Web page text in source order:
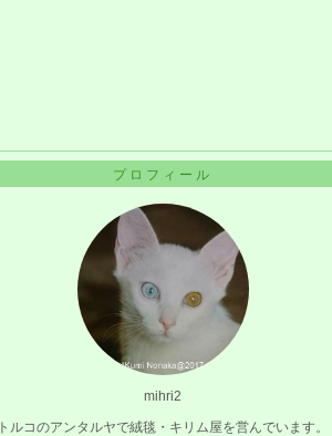
プロフィール
mihri2
トルコのアンタルヤで絨毯・キリム屋を営んでいます。